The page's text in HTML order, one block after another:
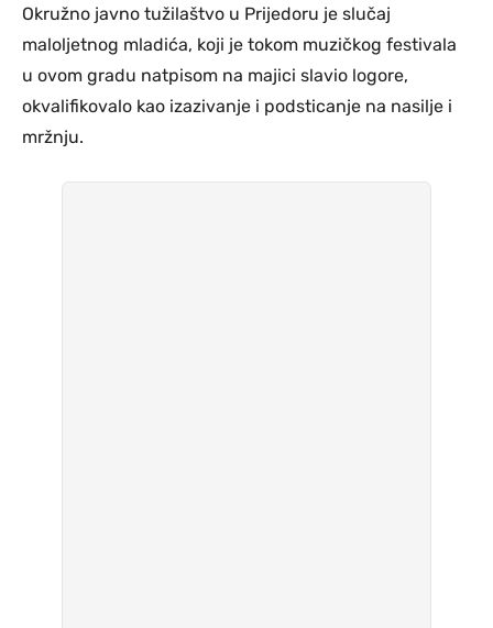
Okružno javno tužilaštvo u Prijedoru je slučaj
maloljetnog mladića, koji je tokom muzičkog festivala
u ovom gradu natpisom na majici slavio logore,
okvalifikovalo kao izazivanje i podsticanje na nasilje i
mržnju.